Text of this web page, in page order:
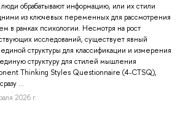
обрабатывают информацию, или их стили
из ключевых переменных для рассмотрения
в рамках психологии. Несмотря на рост
исследований, существует явный
структуры для классификации и измерения
структуру для стилей мышления
Thinking Styles Questionnaire (4-CTSQ),
...
2026 г.